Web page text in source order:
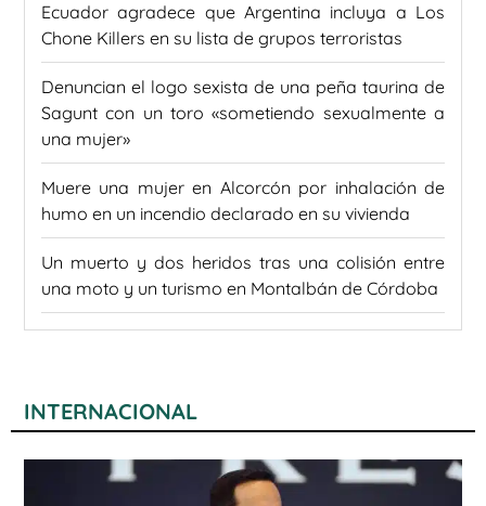
Ecuador agradece que Argentina incluya a Los
Chone Killers en su lista de grupos terroristas
Denuncian el logo sexista de una peña taurina de
Sagunt con un toro «sometiendo sexualmente a
una mujer»
Muere una mujer en Alcorcón por inhalación de
humo en un incendio declarado en su vivienda
Un muerto y dos heridos tras una colisión entre
una moto y un turismo en Montalbán de Córdoba
INTERNACIONAL